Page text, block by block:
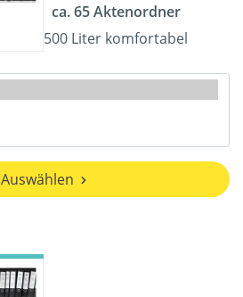
ca. 65 Aktenordner
500 Liter komfortabel
Auswählen